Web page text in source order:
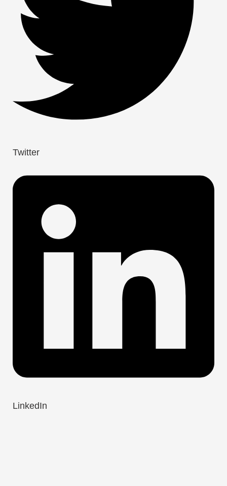
Twitter
LinkedIn